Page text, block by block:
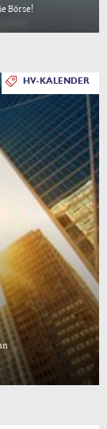
Börse!
HV-KALENDER